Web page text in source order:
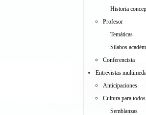
Historia
Profesor
Temáticas
Sílabos
Conferencista
Entrevistas
Anticipaciones
Cultura para todos
Semblanzas